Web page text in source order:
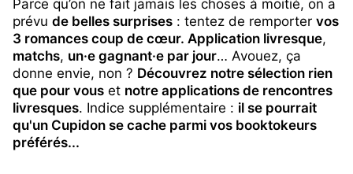
Parce qu’on ne fait jamais les choses à moitié, on a
prévu de belles surprises : tentez de remporter vos
3 romances coup de cœur. Application livresque,
matchs, un·e gagnant·e par jour… Avouez, ça
donne envie, non ? Découvrez notre sélection rien
que pour vous et notre applications de rencontres
livresques. Indice supplémentaire : il se pourrait
qu'un Cupidon se cache parmi vos booktokeurs
préférés...